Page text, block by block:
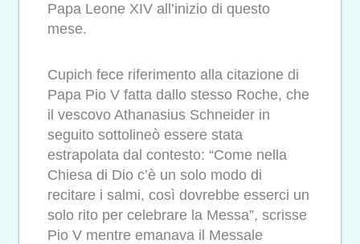
Papa Leone XIV all’inizio di questo
mese.
Cupich fece riferimento alla citazione di
Papa Pio V fatta dallo stesso Roche, che
il vescovo Athanasius Schneider in
seguito sottolineò essere stata
estrapolata dal contesto: “Come nella
Chiesa di Dio c’è un solo modo di
recitare i salmi, così dovrebbe esserci un
solo rito per celebrare la Messa”, scrisse
Pio V mentre emanava il Messale